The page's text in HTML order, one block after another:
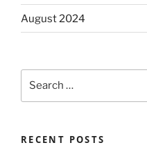
August 2024
RECENT POSTS